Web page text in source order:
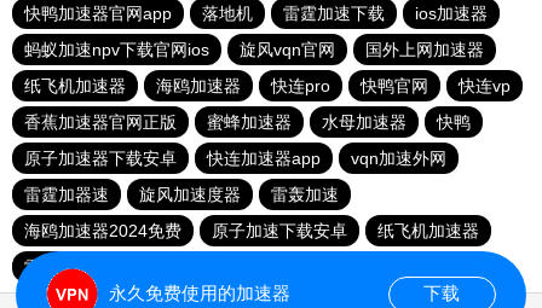
快鸭加速器官网app
落地机 雷霆加速下载
ios加速器
蚂蚁加速npv下载官网ios
旋风vqn官网
国外上网加速器
纸飞机加速器
海鸥加速器 快连pro 快鸭官网
快连vp
香蕉加速器官网正版
蜜蜂加速器 水母加速器
快鸭
原子加速器下载安卓
快连加速器app
vqn加速外网
雷霆加器速
旋风加速度器
雷轰加速
海鸥加速器2024免费
原子加速下载安卓
纸飞机加速器
雷轰加速器
永久免费使用的加速器 下载